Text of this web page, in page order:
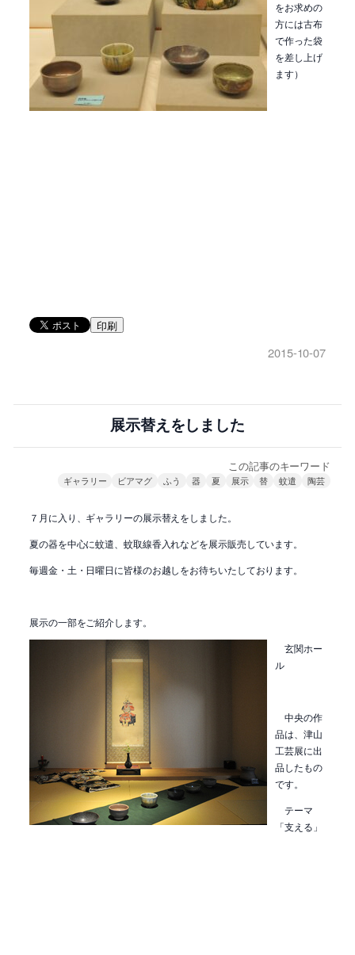
をお求めの
方には古布
で作った袋
を差し上げ
ます）
印刷
2015-10-07
展示替えをしました
この記事のキーワード
ギャラリー ビアマグ ふう 器 夏 展示 替 蚊遣 陶芸
７月に入り、ギャラリーの展示替えをしました。
夏の器を中心に蚊遣、蚊取線香入れなどを展示販売しています。
毎週金・土・日曜日に皆様のお越しをお待ちいたしております。
展示の一部をご紹介します。
玄関ホー
ル
中央の作
品は、津山
工芸展に出
品したもの
です。
テーマ
「支える」